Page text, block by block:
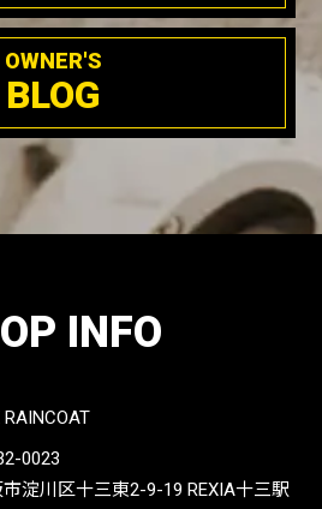
OWNER'S
BLOG
INFO
RAINCOAT
0023
市淀川区十三東2-9-19 REXIA十三駅